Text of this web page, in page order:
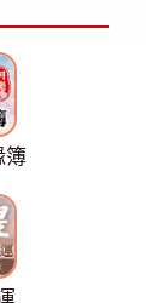
簿